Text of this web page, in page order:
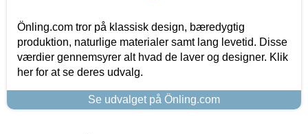
Önling.com tror på klassisk design, bæredygtig
produktion, naturlige materialer samt lang levetid. Disse
værdier gennemsyrer alt hvad de laver og designer. Klik
her for at se deres udvalg.
Se udvalget på Önling.com